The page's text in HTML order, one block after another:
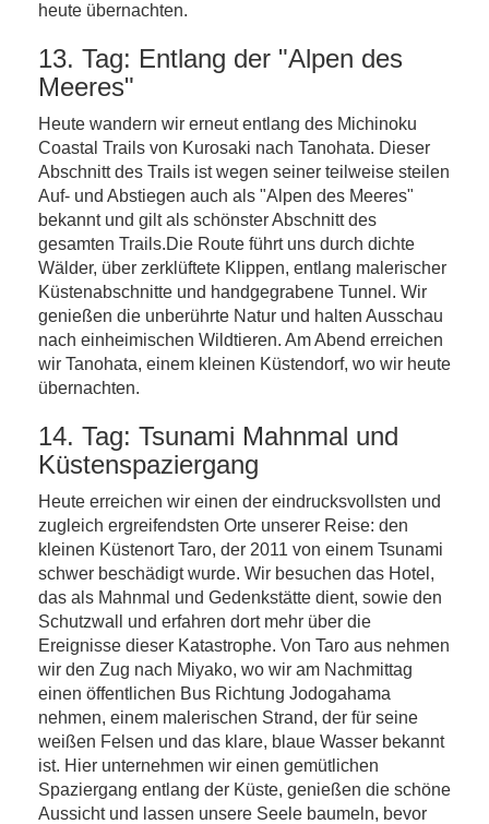
heute übernachten.
13. Tag: Entlang der "Alpen des
Meeres"
Heute wandern wir erneut entlang des Michinoku
Coastal Trails von Kurosaki nach Tanohata. Dieser
Abschnitt des Trails ist wegen seiner teilweise steilen
Auf- und Abstiegen auch als "Alpen des Meeres"
bekannt und gilt als schönster Abschnitt des
gesamten Trails.Die Route führt uns durch dichte
Wälder, über zerklüftete Klippen, entlang malerischer
Küstenabschnitte und handgegrabene Tunnel. Wir
genießen die unberührte Natur und halten Ausschau
nach einheimischen Wildtieren. Am Abend erreichen
wir Tanohata, einem kleinen Küstendorf, wo wir heute
übernachten.
14. Tag: Tsunami Mahnmal und
Küstenspaziergang
Heute erreichen wir einen der eindrucksvollsten und
zugleich ergreifendsten Orte unserer Reise: den
kleinen Küstenort Taro, der 2011 von einem Tsunami
schwer beschädigt wurde. Wir besuchen das Hotel,
das als Mahnmal und Gedenkstätte dient, sowie den
Schutzwall und erfahren dort mehr über die
Ereignisse dieser Katastrophe. Von Taro aus nehmen
wir den Zug nach Miyako, wo wir am Nachmittag
einen öffentlichen Bus Richtung Jodogahama
nehmen, einem malerischen Strand, der für seine
weißen Felsen und das klare, blaue Wasser bekannt
ist. Hier unternehmen wir einen gemütlichen
Spaziergang entlang der Küste, genießen die schöne
Aussicht und lassen unsere Seele baumeln, bevor